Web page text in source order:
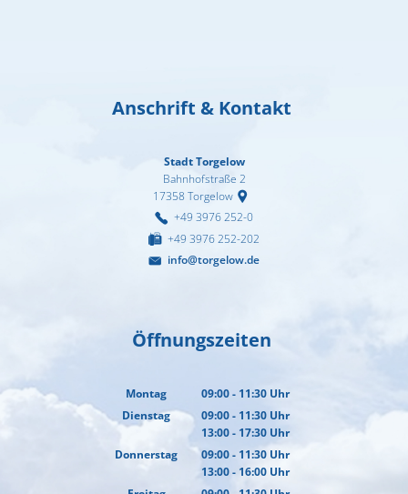
Anschrift & Kontakt
Stadt Torgelow
Bahnhofstraße 2
17358 Torgelow
+49 3976 252-0
+49 3976 252-202
info@torgelow.de
Öffnungszeiten
Montag 09:00- 11:30Uhr
Von 09:00 bis 11:30 Uhr
Dienstag 09:00- 11:30Uhr
Von 09:00 bis 11:30 Uhr
13:00- 17:30Uhr
Von 13:00 bis 17:30 Uhr
Donnerstag 09:00- 11:30Uhr
Von 09:00 bis 11:30 Uhr
13:00- 16:00Uhr
Von 13:00 bis 16:00 Uhr